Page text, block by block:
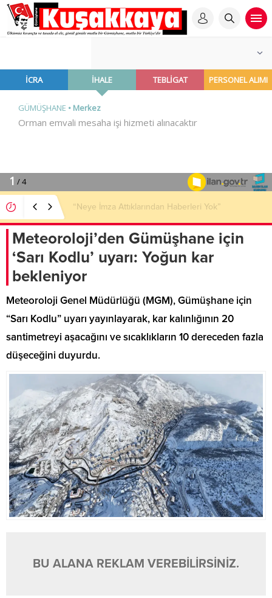
“Neye İmza Attıklarından Haberleri Yok”
Meteoroloji’den Gümüşhane için
‘Sarı Kodlu’ uyarı: Yoğun kar
bekleniyor
Meteoroloji Genel Müdürlüğü (MGM), Gümüşhane için
“Sarı Kodlu” uyarı yayınlayarak, kar kalınlığının 20
santimetreyi aşacağını ve sıcaklıkların 10 dereceden fazla
düşeceğini duyurdu.
BU ALANA REKLAM VEREBİLİRSİNİZ.